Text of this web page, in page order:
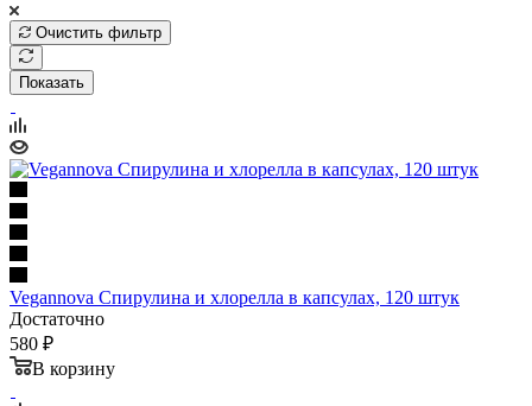
Очистить фильтр
Показать
Vegannova Спирулина и хлорелла в капсулах, 120 штук
Достаточно
580 ₽
В корзину